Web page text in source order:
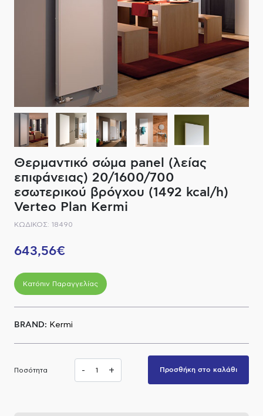
ΕΞΟΠΛΙΣΜΟΣ ΘΕΡΜΑΝΣΗΣ
ΚΑΝΑΤΕΣ-ΠΑΓΟΥΡΙΑ ΦΙΛΤΡΟΥ
ΜΠΑΤΑΡΙΕΣ ΜΠΑΝΙΟΥ
ΣΤΗΛΕΣ - ΥΔΡΟΜΑΣΑΖ
ΚΑΖΑΝΑΚΙΑ
ΚΑΝΑΛΙΑ ΝΤΟΥΖΙΕΡΑΣ
ΕΞΑΡΤΗΜΑΤΑ ΝΤΟΥΣ
ΣΥΣΤΗΜΑΤΑ ΜΠΙΝΤΕ - FLUSH
ΗΛΕΚΤΡΟΝΙΚΕΣ ΜΠΑΤΑΡΙΕΣ
Α.Μ.Ε.Α
Θερμαντικό σώμα panel (λείας
επιφάνειας) 20/1600/700
εσωτερικού βρόγχου (1492 kcal/h)
Verteo Plan Kermi
ΚΩΔΙΚΟΣ: 18490
643,56€
Κατόπιν Παραγγελίας
BRAND: Kermi
Ποσότητα - + Προσθήκη στο καλάθι